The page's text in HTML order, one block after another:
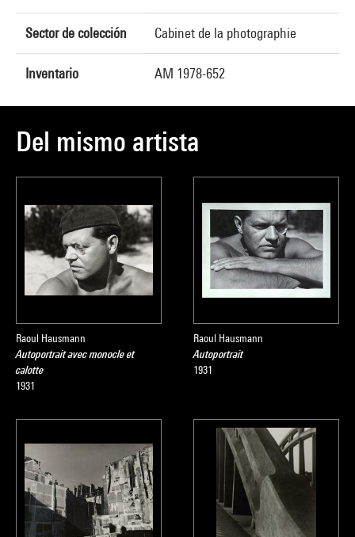
Sector de colección Cabinet de la photographie
Inventario AM 1978-652
Del mismo artista
Raoul Hausmann
Autoportrait avec monocle et
calotte
1931
Raoul Hausmann
Autoportrait
1931